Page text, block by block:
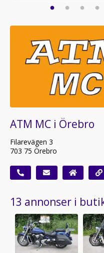
ATM MC i Örebro
Filarevägen 3
703 75 Örebro
13 annonser i